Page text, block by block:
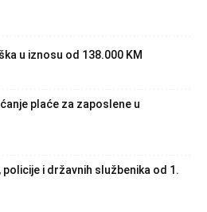
u iznosu od 138.000 KM
plaće za zaposlene u
i državnih službenika od 1.